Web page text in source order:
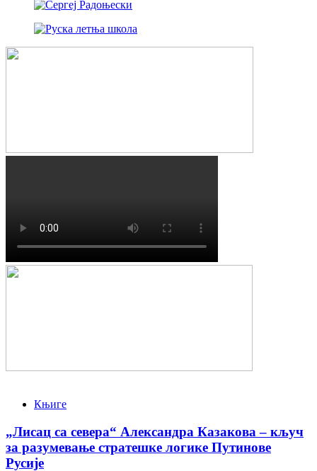
Књиге
„Лисац са севера“ Александра Казакова – кључ
за разумевање стратешке логике Путинове
Русије